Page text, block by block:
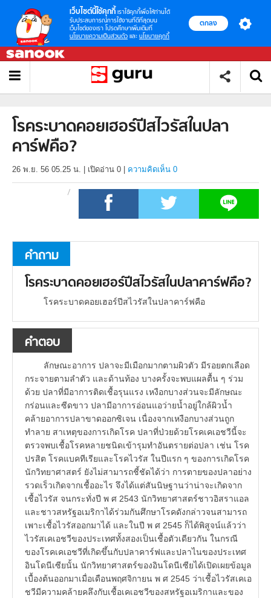
เว็บไซต์นี้ใช้คุกกี้ เราใช้คุกกี้เพื่อให้ท่านได้
รับประสบการณ์การใช้งานที่ดีที่สุดบน
เว็บไซต์ของเรา โปรดศึกษาเพิ่มเติมที่
นโยบายความเป็นส่วนตัว และ นโยบายคุกกี้
ตกลง
โรคระบาดคอยเฮอร์ปีสไวรัสในปลา
คาร์ฟคือ?
26 พ.ย. 56 05.25 น. เปิดอ่าน 0 ความคิดเห็น 0
คำถาม
โรคระบาดคอยเฮอร์ปีสไวรัสในปลาคาร์ฟคือ?
โรคระบาดคอยเฮอร์ปีสไวรัสในปลาคาร์ฟคือ
คำตอบ
ลักษณะอาการ ปลาจะมีเมือกมากตามผิวตัว มีรอยตกเลือด
กระจายตามลำตัว และด้านท้อง บางครั้งจะพบแผลตื้น ๆ ร่วม
ด้วย ปลาที่มีอาการติดเชื้อรุนแรง เหงือกบางส่วนจะมีลักษณะ
กร่อนและซีดขาว ปลามีอาการอ่อนแอว่ายน้ำอยู่ใกล้ผิวน้ำ
คล้ายอาการปลาขาดออกซิเจน เนื่องจากเหงือกบางส่วนถูก
ทำลาย สาเหตุของการเกิดโรค ปลาที่ป่วยด้วยโรคเคเอชวีนี้จะ
ตรวจพบเชื้อโรคหลายชนิดเข้ารุมทำอันตรายต่อปลา เช่น โรค
ปรสิต โรคแบคทีเรียและโรคไวรัส ในปีแรก ๆ ของการเกิดโรค
นักวิทยาศาสตร์ ยังไม่สามารถชี้ชัดได้ว่า การตายของปลาอย่าง
รวดเร็วเกิดจากเชื้ออะไร จึงได้แต่สันนิษฐานว่าน่าจะเกิดจาก
เชื้อไวรัส จนกระทั่งปี พ ศ 2543 นักวิทยาศาสตร์ชาวอิสราแอล
และชาวสหรัฐอเมริกาได้ร่วมกันศึกษาโรคดังกล่าวจนสามารถ
เพาะเชื้อไวรัสออกมาได้ และในปี พ ศ 2545 ก็ได้พิสูจน์แล้วว่า
ไวรัสเคเอชวีของประเทศทั้งสองเป็นเชื้อตัวเดียวกัน ในกรณี
ของโรคเคเอชวีที่เกิดขึ้นกับปลาคาร์ฟและปลาไนของประเทศ
อินโดนีเซียนั้น นักวิทยาศาสตร์ของอินโดนีเซียได้เปิดเผยข้อมูล
เบื้องต้นออกมาเมื่อเดือนพฤศจิกายน พ ศ 2545 ว่าเชื้อไวรัสเคเอ
ชวีมีความคล้ายคลึงกับเชื้อเคเอชวีของสหรัฐอเมริกาและของ